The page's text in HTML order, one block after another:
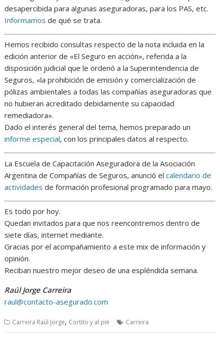
desapercibida para algunas aseguradoras, para los PAS, etc.
Informamos de qué se trata.
Hemos recibido consultas respecto de la nota incluida en la
edición anterior de «El Seguro en acción», referida a la
disposición judicial que le ordenó a la Superintendencia de
Seguros, «la prohibición de emisión y comercialización de
pólizas ambientales a todas las compañías aseguradoras que
no hubieran acreditado debidamente su capacidad
remediadora».
Dado el interés general del tema, hemos preparado un
informe especial, con los principales datos al respecto.
La Escuela de Capacitación Aseguradora de la Asociación
Argentina de Compañías de Seguros, anunció elcalendario de
actividades de formación profesional programado para mayo.
Es todo por hoy.
Quedan invitados para que nos reencontremos dentro de
siete días, internet mediante.
Gracias por el acompañamiento a este mix de información y
opinión.
Reciban nuestro mejor deseo de una espléndida semana.
Raúl Jorge Carreira
raul@contacto-asegurado.com
Carreira Raúl Jorge, Cortito y al pie Carreira